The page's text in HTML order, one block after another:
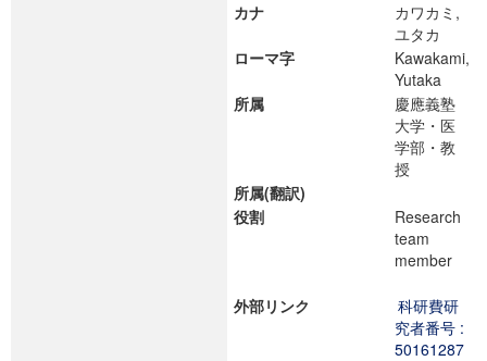
カナ
カワカミ,
ユタカ
ローマ字
Kawakami,
Yutaka
所属
慶應義塾
大学・医
学部・教
授
所属(翻訳)
役割
Research
team
member
外部リンク
科研費研
究者番号 :
50161287